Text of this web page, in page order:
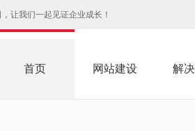
让我们一起见证企业成长！
首页 网站建设 解